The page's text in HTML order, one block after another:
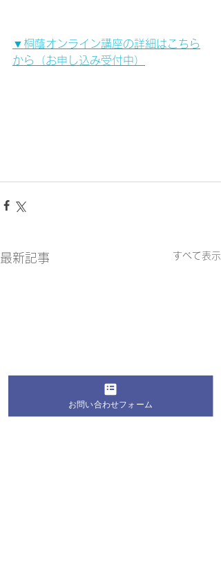
▼桐蔭オンライン講座の詳細はこちら
から （お申し込み受付中）
最新記事 すべて表示
お問い合わせフォーム